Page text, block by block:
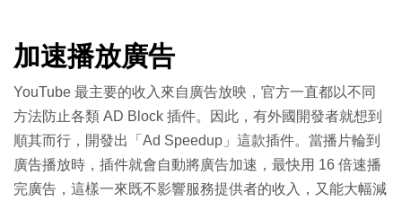
加速播放廣告
YouTube 最主要的收入來自廣告放映，官方一直都以不同
方法防止各類 AD Block 插件。因此，有外國開發者就想到
順其而行，開發出「Ad Speedup」這款插件。當播片輪到
廣告播放時，插件就會自動將廣告加速，最快用 16 倍速播
完廣告，這樣一來既不影響服務提供者的收入，又能大幅減